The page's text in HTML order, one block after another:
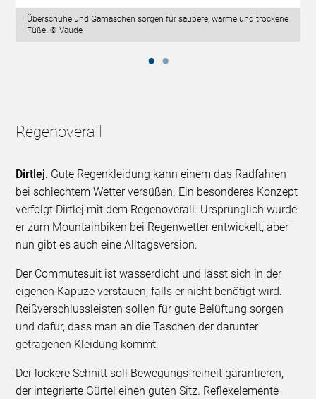
Überschuhe und Gamaschen sorgen für saubere, warme und trockene
Füße. © Vaude
Regenoverall
Dirtlej. Gute Regenkleidung kann einem das Radfahren
bei schlechtem Wetter versüßen. Ein besonderes Konzept
verfolgt Dirtlej mit dem Regenoverall. Ursprünglich wurde
er zum Mountainbiken bei Regenwetter entwickelt, aber
nun gibt es auch eine Alltagsversion.
Der Commutesuit ist wasserdicht und lässt sich in der
eigenen Kapuze verstauen, falls er nicht benötigt wird.
Reißverschlussleisten sollen für gute Belüftung sorgen
und dafür, dass man an die Taschen der darunter
getragenen Kleidung kommt.
Der lockere Schnitt soll Bewegungsfreiheit garantieren,
der integrierte Gürtel einen guten Sitz. Reflexelemente